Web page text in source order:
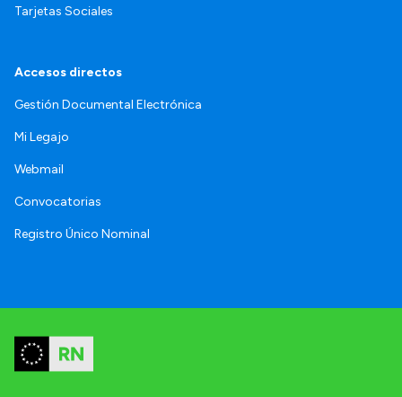
Tarjetas Sociales
Accesos directos
Gestión Documental Electrónica
Mi Legajo
Webmail
Convocatorias
Registro Único Nominal